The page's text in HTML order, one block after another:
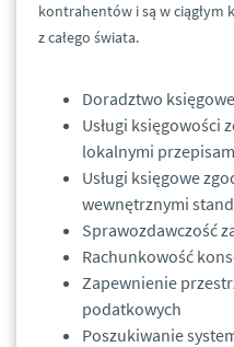
kontrahentów i są w
z całego świata.
Doradztwo księgowe
Usługi księgowości
lokalnymi
Usługi księgowe
wewnętrznymi
Sprawozdawczość
Rachunkowość
Zapewnienie
podatkowych
Poszukiwanie